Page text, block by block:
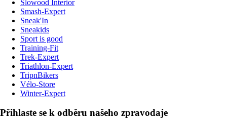
Slowood Interior
Smash-Expert
Sneak'In
Sneakids
Sport is good
Training-Fit
Trek-Expert
Triathlon-Expert
TripnBikers
Vélo-Store
Winter-Expert
Přihlaste se k odběru našeho zpravodaje